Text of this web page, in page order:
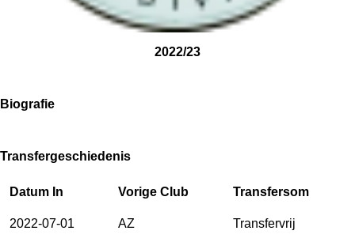
2022/23
Biografie
Transfergeschiedenis
Datum In Vorige Club Transfersom
2022-07-01 AZ Transfervrij